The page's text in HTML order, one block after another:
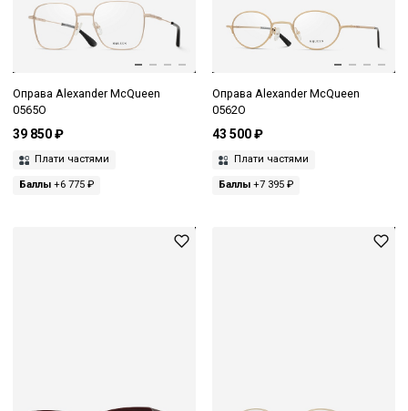
Оправа Alexander McQueen
0565O
39 850 ₽
Плати частями
Баллы +6 775 ₽
Оправа Alexander McQueen
0562O
43 500 ₽
Плати частями
Баллы+7 395 ₽